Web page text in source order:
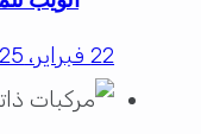
22 فبراير، 2025